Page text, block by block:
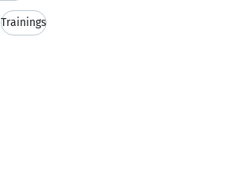
Trainings